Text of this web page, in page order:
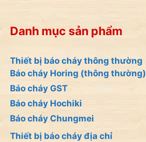
Danh mục sản phẩm
Thiết bị báo cháy thông thường
Báo cháy Horing (thông thường)
Báo cháy GST
Báo cháy Hochiki
Báo cháy Chungmei
Thiết bị báo cháy địa chỉ